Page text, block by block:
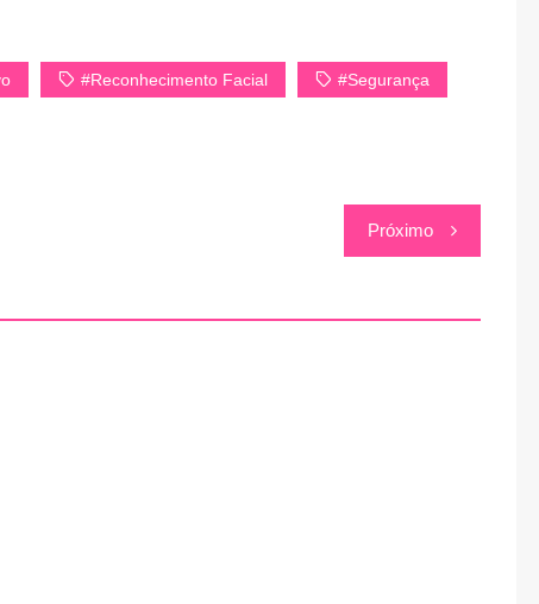
#Reconhecimento Facial #Segurança
Próximo